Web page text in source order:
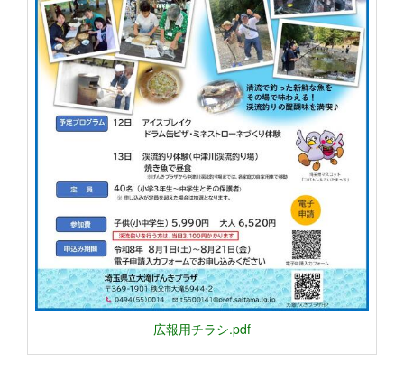
広報用チラシ.pdf